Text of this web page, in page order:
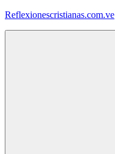
Saltar
Reflexionescristianas.com.ve